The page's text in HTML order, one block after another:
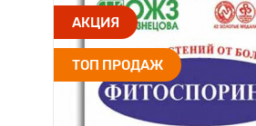
АКЦИЯ
ТОП ПРОДАЖ